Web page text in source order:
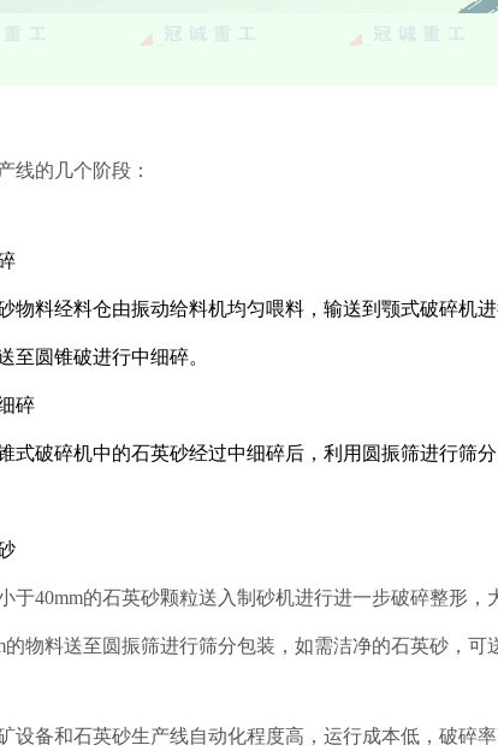
线的几个阶段：
物料经料仓由振动给料机均匀喂料，输送到颚式破碎机
至圆锥破进行中细碎。
碎
破碎机中的石英砂经过中细碎后，利用圆振筛进行筛
40mm的石英砂颗粒送入制砂机进行进一步破碎整形，
的物料送至圆振筛进行筛分包装，如需洁净的石英砂 ，可
备和石英砂生产线自动化程度高，运行成本低，破碎